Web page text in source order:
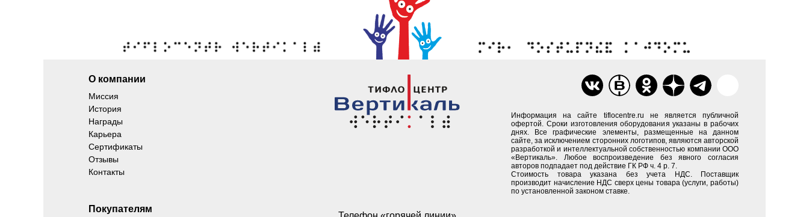
О компании
Миссия
История
Награды
Карьера
Сертификаты
Отзывы
Контакты
Информация на сайте tiflocentre.ru не является публичной
офертой. Сроки изготовления оборудования указаны в рабочих
днях. Все графические элементы, размещенные на данном
сайте, за исключением сторонних логотипов, являются авторской
разработкой и интеллектуальной собственностью компании ООО
«Вертикаль». Любое воспроизведение без явного согласия
авторов подпадает под действие ГК РФ ч. 4 р. 7.
Стоимость товара указана без учета НДС. Поставщик
производит начисление НДС сверх цены товара (услуги, работы)
по установленной законом ставке.
Покупателям